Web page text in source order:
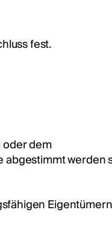
fest.
oder dem
abgestimmt werden